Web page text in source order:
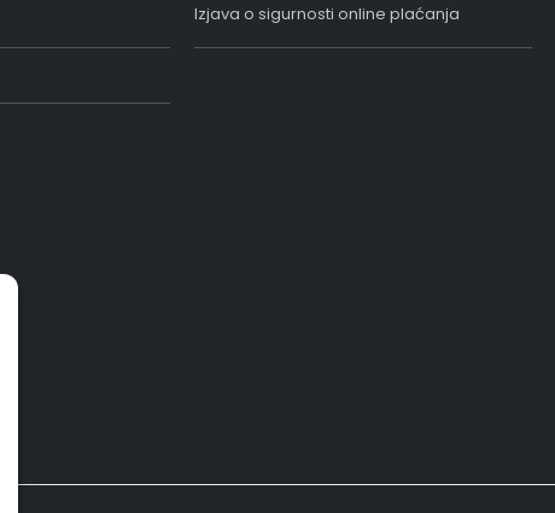
Izjava o sigurnosti online plaćanja